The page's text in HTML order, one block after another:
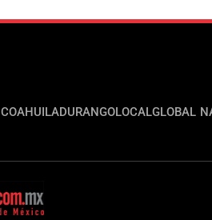
COAHUILADURANGOLOCALGLOBAL